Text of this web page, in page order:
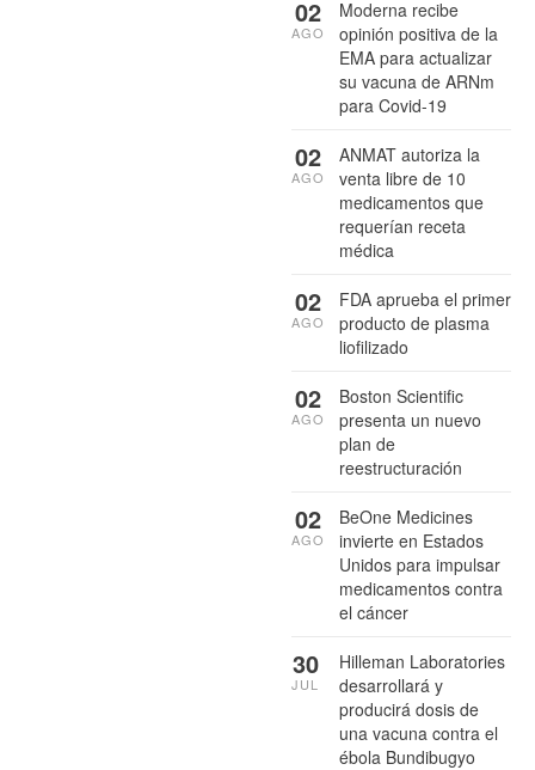
Moderna recibe
opinión positiva de la
EMA para actualizar
su vacuna de ARNm
para Covid-19
02
AGO
ANMAT autoriza la
venta libre de 10
medicamentos que
requerían receta
médica
02
AGO
FDA aprueba el primer
producto de plasma
liofilizado
02
AGO
Boston Scientific
presenta un nuevo
plan de
reestructuración
02
AGO
BeOne Medicines
invierte en Estados
Unidos para impulsar
medicamentos contra
el cáncer
02
AGO
Hilleman Laboratories
desarrollará y
producirá dosis de
una vacuna contra el
ébola Bundibugyo
30
JUL